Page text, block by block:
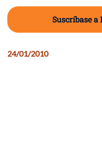
Suscríbase a
24/01/2010